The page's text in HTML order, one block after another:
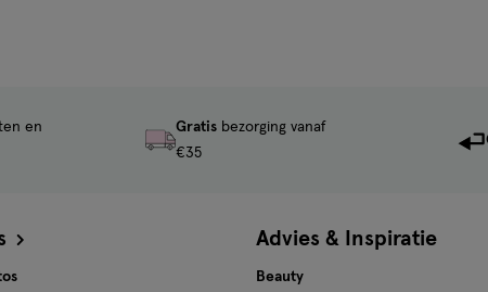
en
Gratisbezorging vanaf
€35
Advies & Inspiratie
Beauty